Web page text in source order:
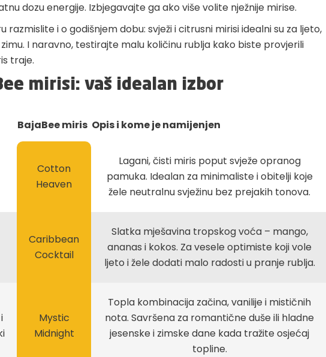
dozu energije. Izbjegavajte ga ako više volite nježnije mirise.
razmislite i o godišnjem dobu: svježi i citrusni mirisi idealni su za ljeto,
I naravno, testirajte malu količinu rublja kako biste provjerili
traje.
mirisi: vaš idealan izbor
BajaBee miris Opis i kome je namijenjen
Cotton
Heaven
Lagani, čisti miris poput svježe opranog
pamuka. Idealan za minimaliste i obitelji koje
žele neutralnu svježinu bez prejakih tonova.
Caribbean
Cocktail
Slatka mješavina tropskog voća – mango,
ananas i kokos. Za vesele optimiste koji vole
ljeto i žele dodati malo radosti u pranje rublja.
Mystic
Midnight
Topla kombinacija začina, vanilije i mističnih
nota. Savršena za romantične duše ili hladne
jesenske i zimske dane kada tražite osjećaj
topline.